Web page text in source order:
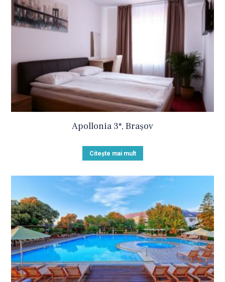
Apollonia 3*, Brașov
Citește mai mult